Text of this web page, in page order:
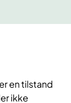
en tilstand
ikke